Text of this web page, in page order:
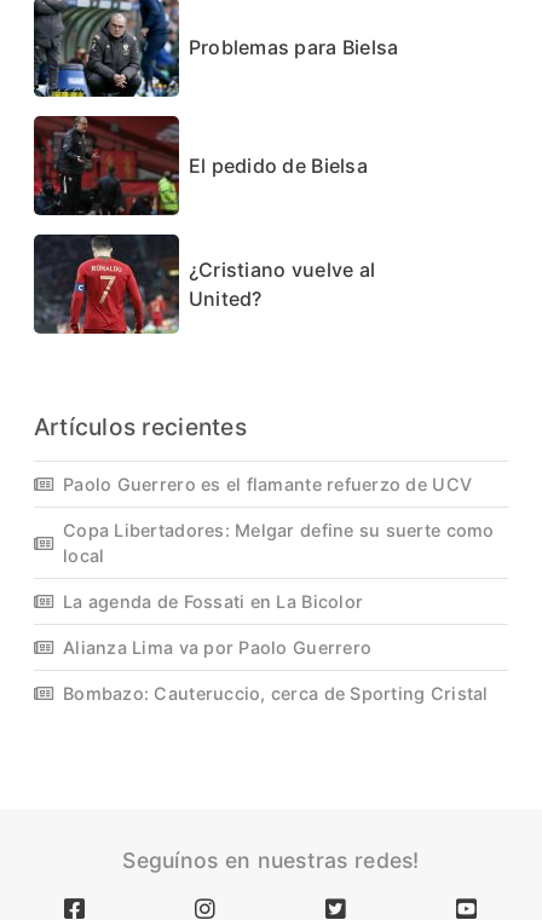
Problemas para Bielsa
El pedido de Bielsa
¿Cristiano vuelve al
United?
Artículos recientes
Paolo Guerrero es el flamante refuerzo de UCV
Copa Libertadores: Melgar define su suerte como
local
La agenda de Fossati en La Bicolor
Alianza Lima va por Paolo Guerrero
Bombazo: Cauteruccio, cerca de Sporting Cristal
Seguínos en nuestras redes!